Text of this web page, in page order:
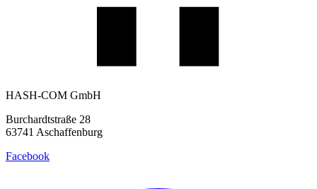
HASH-COM GmbH
Burchardtstraße 28
63741 Aschaffenburg
Facebook